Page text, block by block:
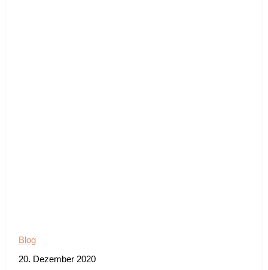
Blog
20. Dezember 2020